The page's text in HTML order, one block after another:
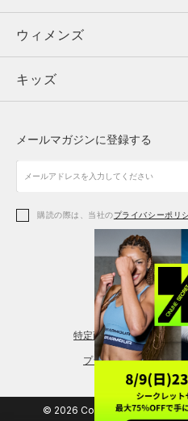
ウィメンズ
キッズ
アクセサリー
トップス
ボトムス
アクセサリー
ウィメンズ
トップス
シューズ
アクセサリー
レギンス＆タイツ
キッズ
シューズ
メールマガジンに登録する
購読の際は、当社のプライバシーポリ
特定商取引法に基づく通
プライバシーポリシー
© 2026 Copyright DOME